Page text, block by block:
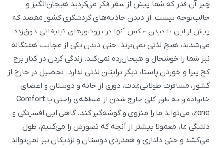
چیز آن قدر که شما پیش از سفر فکر می‌کردید هیجان‌انگیز و
جالب‌توجه نیست. از دیدن جاذبه‌های گردشگری کشور مقصد که
پیش از این با دیدن عکس آنها در بروشورهای تبلیغاتی ذوق‌زده
می‌شدید، هیچ لذتی نمی‌برید. حتی دیدن یکی از عجایب هفتگانه
نیز شما را خوشحال و هیجان‌زده نمی‌کند. زندگی کردن در کنار برج
کج پیزا و خوردن پاستا، دیگر برایتان لذتی ندارد. تحصیل در خارج از
کشور، مسافرت طولانی‌مدت، دوری از خانه و دوستان و اعضای
خانواده و به طور کلی خارج شدن از منطقه‌ی راحتی یا Comfort
zone، می‌تواند ما را منزوی و گوشه‌گیر کند. گاهی این افسردگی و
دلتنگی ما، معمولا بیشتر از آنچه که تصورش را می‌کنیم، طول
می‌کشد و حتی دلداری و همدردی دوستان و نزدیکان نیز نمی‌تواند